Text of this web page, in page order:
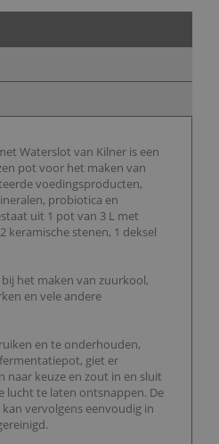
Waterslot van Kilner is een
pot voor het maken van
voedingsproducten,
probiotica en
uit 1 pot van 3 L met
keramische stenen, 1 deksel
bij het maken van zuurkool,
en vele andere
en te onderhouden,
giet er
naar keuze en zout in en sluit
lucht te laten ontsnappen. De
vervolgens eenvoudig in